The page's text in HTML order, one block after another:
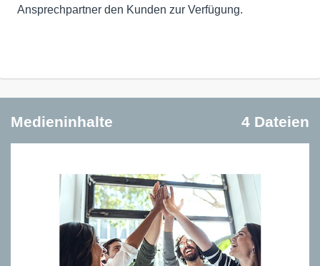
Ansprechpartner den Kunden zur Verfügung.
Medieninhalte 4 Dateien